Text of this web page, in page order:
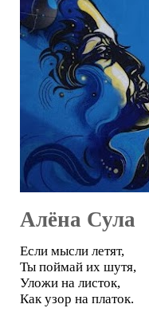
Алёна Сула
Если мысли летят,
Ты поймай их шутя,
Уложи на листок,
Как узор на платок.